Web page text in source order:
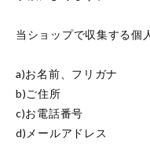
当ショップで収集する個
a)お名前、フリガナ
b)ご住所
c)お電話番号
d)メールアドレス